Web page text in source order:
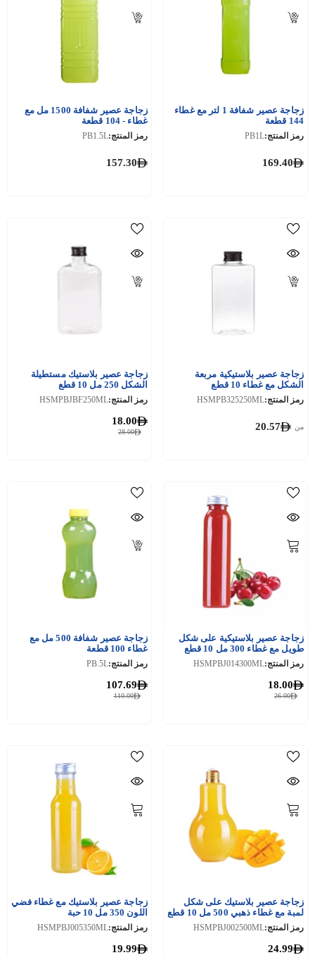
زجاجة عصير شفافة 1 لتر مع غطاء
144 قطعة
رمز المنتج:PB1L
169.40
زجاجة عصير شفافة 1500 مل مع
غطاء - 104 قطعة
رمز المنتج:PB1.5L
157.30
زجاجة عصير بلاستيكية مربعة
الشكل مع غطاء 10 قطع
رمز المنتج:HSMPB325250ML
من 20.57
زجاجة عصير بلاستيك مستطيلة
الشكل 250 مل 10 قطع
رمز المنتج:HSMPBJBF250ML
28.00
18.00
زجاجة عصير بلاستيكية على شكل
طويل مع غطاء 300 مل 10 قطع
رمز المنتج:HSMPBJ014300ML
26.00
18.00
زجاجة عصير شفافة 500 مل مع
غطاء 100 قطعة
رمز المنتج:PB.5L
110.00
107.69
زجاجة عصير بلاستيك على شكل
لمبة مع غطاء ذهبي 500 مل 10 قطع
رمز المنتج:HSMPBJ002500ML
24.99
زجاجة عصير بلاستيك مع غطاء فضي
اللون 350 مل 10 حبة
رمز المنتج:HSMPBJ005350ML
19.99